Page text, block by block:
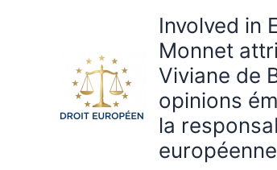
Involved in
Monnet
Viviane de
opinions
la
européenne